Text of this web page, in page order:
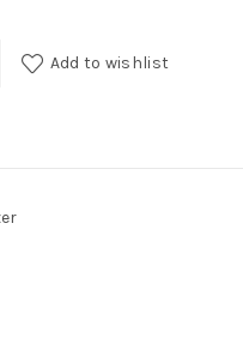
Add to wishlist